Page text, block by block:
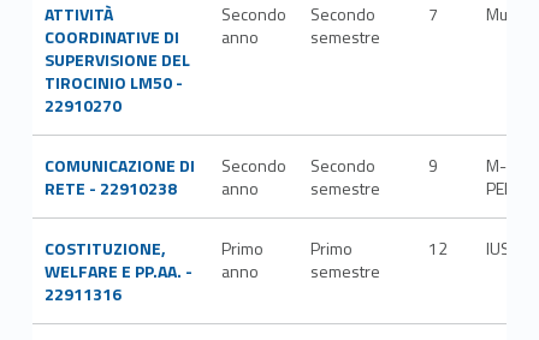
ATTIVITÀ
COORDINATIVE DI
SUPERVISIONE DEL
TIROCINIO LM50 -
22910270
Secondo
anno
Secondo
semestre
7
COMUNICAZIONE DI
RETE - 22910238
Secondo
anno
Secondo
semestre
9
M-
PED/
COSTITUZIONE,
WELFARE E PP.AA. -
22911316
Primo
anno
Primo
semestre
12 IUS/09